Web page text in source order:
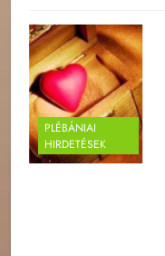
PLÉBÁNIAI
HIRDETÉSEK